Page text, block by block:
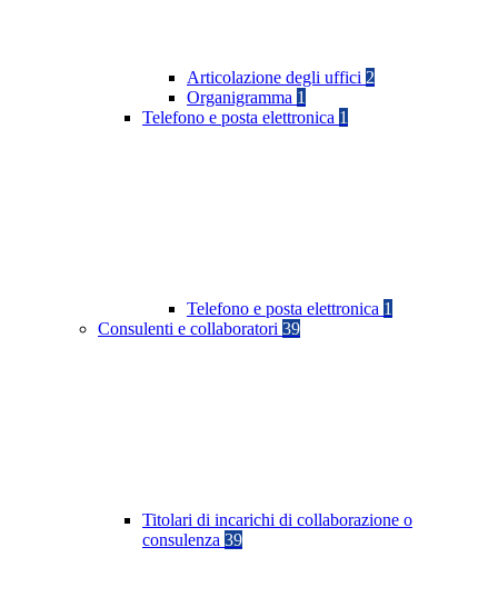
Articolazione degli uffici 2
Organigramma 1
Telefono e posta elettronica 1
Telefono e posta elettronica 1
Consulenti e collaboratori 39
Titolari di incarichi di collaborazione o
consulenza 39